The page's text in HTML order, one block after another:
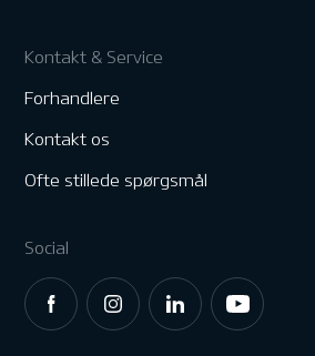
Kontakt & Service
Forhandlere
Kontakt os
Ofte stillede spørgsmål
Social